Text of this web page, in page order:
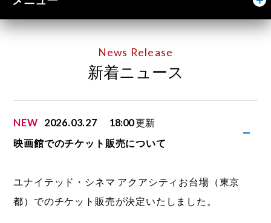
News Release
新着ニュース
NEW 2026.03.27 18:00更新
映画館でのチケット販売について
ユナイテッド・シネマ アクアシティお台場（東京
都）でのチケット販売が決定いたしました。